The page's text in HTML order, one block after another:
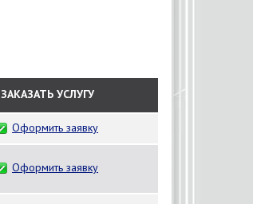
ЗАКАЗАТЬ УСЛУГУ
Оформить заявку
Оформить заявку